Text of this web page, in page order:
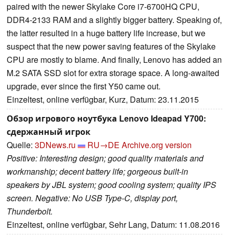
paired with the newer Skylake Core i7-6700HQ CPU,
DDR4-2133 RAM and a slightly bigger battery. Speaking of,
the latter resulted in a huge battery life increase, but we
suspect that the new power saving features of the Skylake
CPU are mostly to blame. And finally, Lenovo has added an
M.2 SATA SSD slot for extra storage space. A long-awaited
upgrade, ever since the first Y50 came out.
Einzeltest, online verfügbar, Kurz, Datum: 23.11.2015
Обзор игрового ноутбука Lenovo Ideapad Y700:
сдержанный игрок
Quelle: 3DNews.ru RU→DE Archive.org version
Positive: Interesting design; good quality materials and
workmanship; decent battery life; gorgeous built-in
speakers by JBL system; good cooling system; quality IPS
screen. Negative: No USB Type-C, display port,
Thunderbolt.
Einzeltest, online verfügbar, Sehr Lang, Datum: 11.08.2016